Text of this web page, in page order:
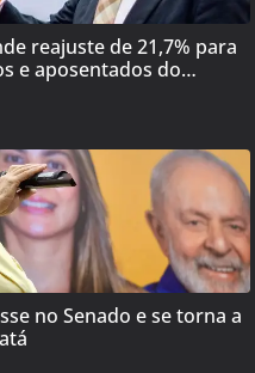
reajuste de 21,7% para
e aposentados do
no Senado e se torna a